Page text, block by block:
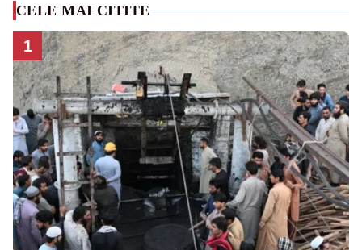
CELE MAI CITITE
1